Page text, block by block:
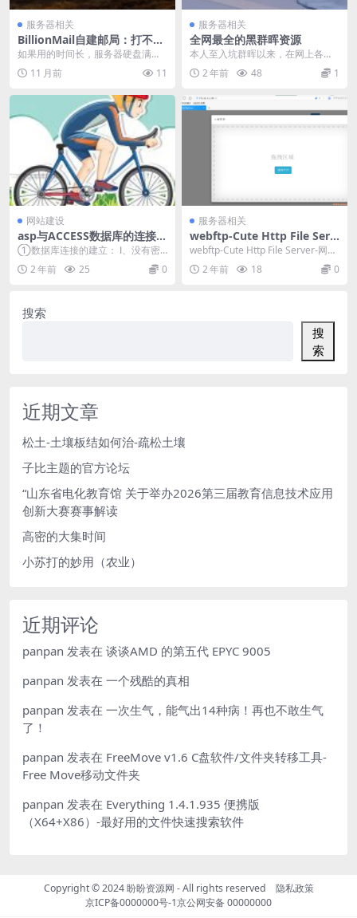
服务器相关
BillionMail自建邮局：打不
开？清理垃圾数据
如果用的时间长，服务器硬盘满
了，主要是日志文件太多导致的，
连上ssh后，输入下面...
11 月前 11
服务器相关
全网最全的黑群晖资源
本人至入坑群晖以来，在网上各种
搜教程，搜资源，后来发现大神归
纳了各种关于黑群晖的...
2 年前 48 1
网站建设
asp与ACCESS数据库的连接及
基本操作
①数据库连接的建立： Ⅰ、没有密
码的数据 < % set cn=serve...
2 年前 25 0
服务器相关
webftp-Cute Http File Serv
er-网页版 CHFS 局域网共享
工具-HTTP协议的文件共享服
务器
webftp-Cute Http File Server-网页
版 CHFS 局域...
2 年前 18 0
搜索
搜
索
近期文章
松土-土壤板结如何治-疏松土壤
子比主题的官方论坛
“山东省电化教育馆 关于举办2026第三届教育信息技术应用
创新大赛赛事解读
高密的大集时间
小苏打的妙用（农业）
近期评论
panpan 发表在 谈谈AMD 的第五代 EPYC 9005
panpan 发表在 一个残酷的真相
panpan 发表在 一次生气，能气出14种病！再也不敢生气
了！
panpan 发表在 FreeMove v1.6 C盘软件/文件夹转移工具-
Free Move移动文件夹
panpan 发表在 Everything 1.4.1.935 便携版
（X64+X86）-最好用的文件快速搜索软件
Copyright © 2024盼盼资源网 - All rights reserved 隐私政策
京ICP备0000000号-1京公网安备 00000000